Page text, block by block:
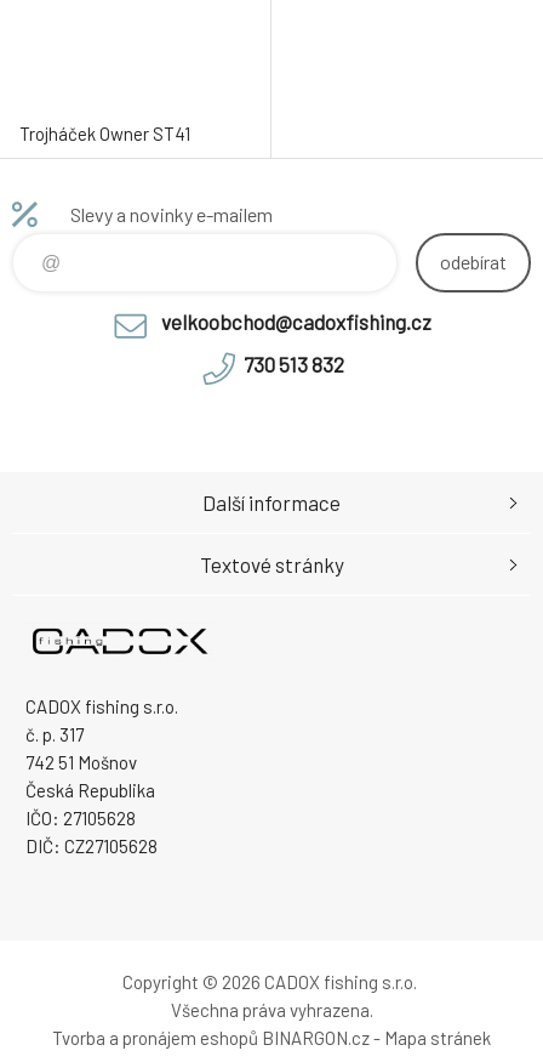
Trojháček Owner ST41
Slevy a novinky e-mailem
odebírat
velkoobchod@cadoxfishing.cz
730 513 832
CADOX fishing s.r.o.
č. p. 317
742 51 Mošnov
Česká Republika
IČO: 27105628
DIČ: CZ27105628
Další informace
Textové stránky
Copyright © 2026 CADOX fishing s.r.o.
Všechna práva vyhrazena.
Tvorba a pronájem eshopů BINARGON.cz- Mapa stránek